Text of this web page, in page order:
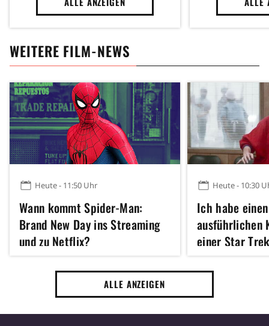
WEITERE FILM-NEWS
Heute - 11:50 Uhr
Wann kommt Spider-Man:
Brand New Day ins Streaming
und zu Netflix?
Heute - 10:30
Ich habe
ausführlichen
einer Star
Sekunden zu
ALLE ANZEIGEN